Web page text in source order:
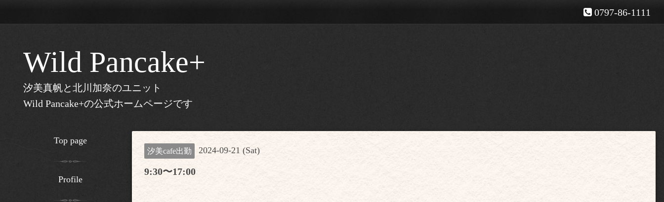
0797-86-1111
Wild Pancake+
汐美真帆と北川加奈のユニット
Wild Pancake+の公式ホームページです
汐美cafe出勤 2024-09-21 (Sat)
9:30〜17:00
Top page
Profile